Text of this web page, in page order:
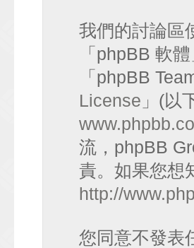
我們的討論區
「phpBB 軟
「phpBB
License 」(以
流，phpBB
責。如果您想
http://
您同意不發表